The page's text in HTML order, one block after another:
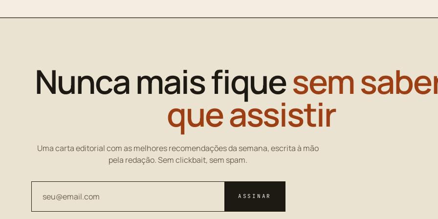
Nunca mais fiquesem
que assistir
Uma carta editorial com as melhores recomendações da semana, escrita à mão
pela redação. Sem clickbait, sem spam.
ASSINAR